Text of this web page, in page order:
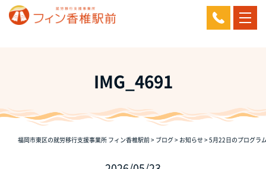
IMG_4691
福岡市東区の就労移行支援事業所 フィン香椎駅前> ブログ> お知らせ> 5月22日のプログラ